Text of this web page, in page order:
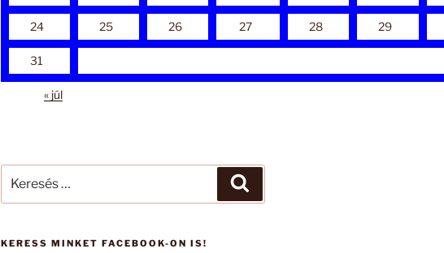
24 25 26 27 28 29
31
« júl
következő
KERESS MINKET FACEBOOK-ON IS!